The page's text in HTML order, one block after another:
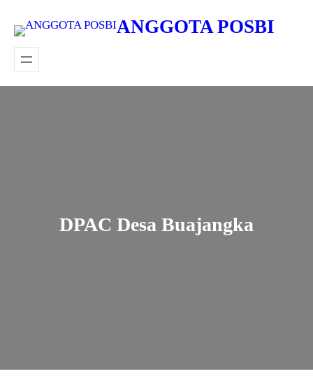
konten
ANGGOTA POSBI
DPAC Desa Buajangka